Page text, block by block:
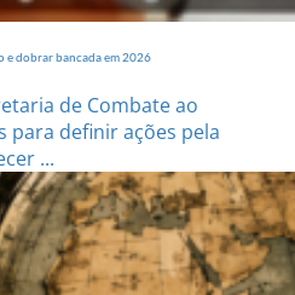
e dobrar bancada em 2026
de Combate ao
para definir ações pela
...